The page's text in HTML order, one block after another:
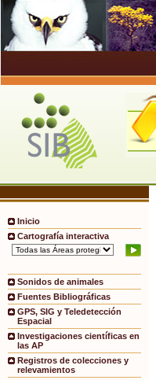
Inicio
Cartografía interactiva
Sonidos de animales
Fuentes Bibliográficas
GPS, SIG y Teledetección
Espacial
Investigaciones científicas en
las AP
Registros de colecciones y
relevamientos